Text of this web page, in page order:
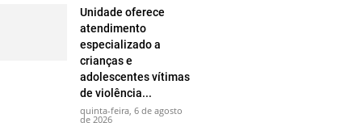
Unidade oferece
atendimento
especializado a
crianças e
adolescentes vítimas
de violência...
quinta-feira, 6 de agosto
de 2026